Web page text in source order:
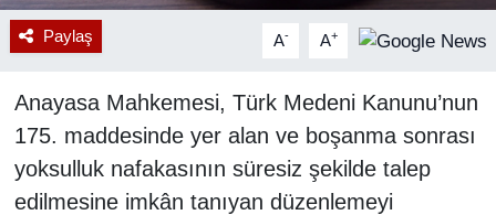
Paylaş A- A+
Anayasa Mahkemesi, Türk Medeni Kanunu’nun
175. maddesinde yer alan ve boşanma sonrası
yoksulluk nafakasının süresiz şekilde talep
edilmesine imkân tanıyan düzenlemeyi